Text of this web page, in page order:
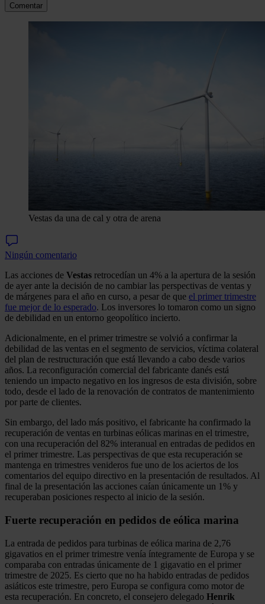
Comentar
Vestas da una de cal y otra de arena
Ningún comentario
Las acciones de Vestas retrocedían un 4% a la apertura de la sesión
de ayer ante la decisión de no cambiar las perspectivas de ventas y
de márgenes para el año en curso, a pesar de que el primer trimestre
fue mejor de lo esperado. Los inversores lo tomaron como un signo
de debilidad en un entorno geopolítico incierto.
Adicionalmente, en el primer trimestre se volvió a confirmar la
debilidad de las ventas en el segmento de servicios, víctima colateral
del plan de restructuración que está llevando a cabo desde varios
años. La reconfiguración comercial del fabricante danés está
teniendo un impacto negativo en los ingresos de esta división, sobre
todo, desde el lado de la renovación de contratos de mantenimiento
por parte de clientes.
Sin embargo, del lado más positivo, el fabricante ha confirmado la
recuperación de ventas en turbinas eólicas marinas en el trimestre,
con una recuperación del 82% interanual en entradas de pedidos en
el primer trimestre. Las perspectivas de que esta recuperación se
mantenga en trimestres venideros fue uno de los aciertos de los
comentarios del equipo directivo en la presentación de resultados. Al
final de la presentación las acciones caían únicamente un 1% y
recuperaban posiciones respecto al inicio de la sesión.
Fuerte recuperación en pedidos de eólica marina
La entrada de pedidos para turbinas de eólica marina de 2,76
gigavatios en el primer trimestre venía íntegramente de Europa y se
comparaba con entradas únicamente de 1 gigavatio en el primer
trimestre de 2025. Es cierto que no ha habido entradas de pedidos
asiáticos este trimestre, pero Europa se configura como motor de
esta recuperación. En concreto, el consejero delegado Henrik